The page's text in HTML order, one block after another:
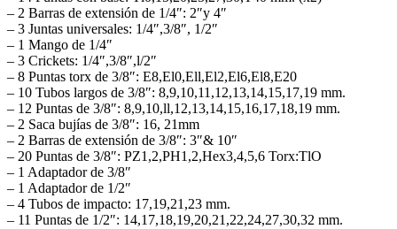
– 2 Barras de extensión de 1/4″: 2″y 4″
– 3 Juntas universales: 1/4″,3/8″, 1/2″
– 1 Mango de 1/4″
– 3 Crickets: 1/4″,3/8″,l/2″
– 8 Puntas torx de 3/8″: E8,El0,Ell,El2,El6,El8,E20
– 10 Tubos largos de 3/8″: 8,9,10,11,12,13,14,15,17,19 mm.
– 12 Puntas de 3/8″: 8,9,10,ll,12,13,14,15,16,17,18,19 mm.
– 2 Saca bujías de 3/8″: 16, 21mm
– 2 Barras de extensión de 3/8″: 3″& 10″
– 20 Puntas de 3/8″: PZ1,2,PH1,2,Hex3,4,5,6 Torx:TlO
– 1 Adaptador de 3/8″
– 1 Adaptador de 1/2″
– 4 Tubos de impacto: 17,19,21,23 mm.
– 11 Puntas de 1/2″: 14,17,18,19,20,21,22,24,27,30,32 mm.